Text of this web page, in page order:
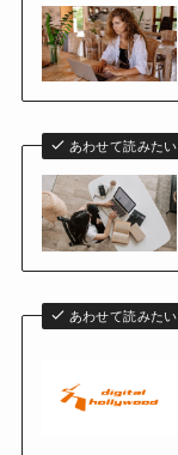
あわせて読みたい
あわせて読みたい